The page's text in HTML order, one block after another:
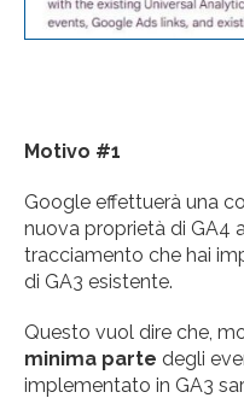
Motivo #1
Google effettuerà una
nuova proprietà di GA4
tracciamento che hai
di GA3 esistente.
Questo vuol dire che,
minima parte degli
implementato in GA3